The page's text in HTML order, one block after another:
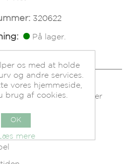
320622
På lager.
stk. High-Light-strimler
og farver
os med at holde
og andre services.
vores hjemmeside,
brug af cookies.
OK
mere